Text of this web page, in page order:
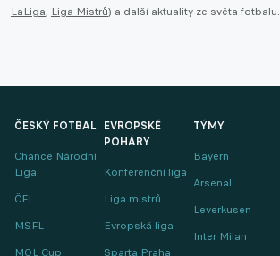
LaLiga, Liga Mistrů) a další aktuality ze světa fotbalu.
ČESKÝ FOTBAL
Chance Národní
Liga
ČFL
MSFL
MOL Cup
EVROPSKÉ
POHÁRY
Konferenční liga
Liga mistrů
Evropská liga
Sparta Praha
TÝMY
Bayern
Arsenal
Leverkusen
Inter Milan